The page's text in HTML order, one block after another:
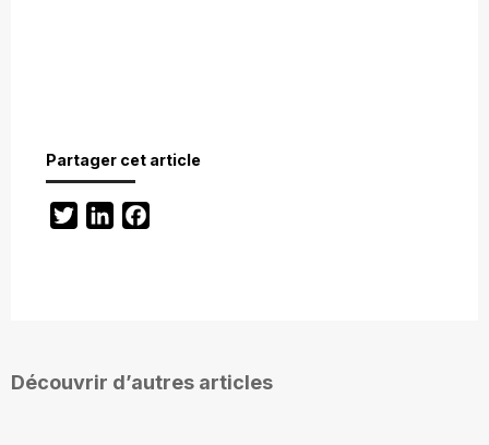
Partager cet article
TwitterLinkedIn
Découvrir d’autres articles